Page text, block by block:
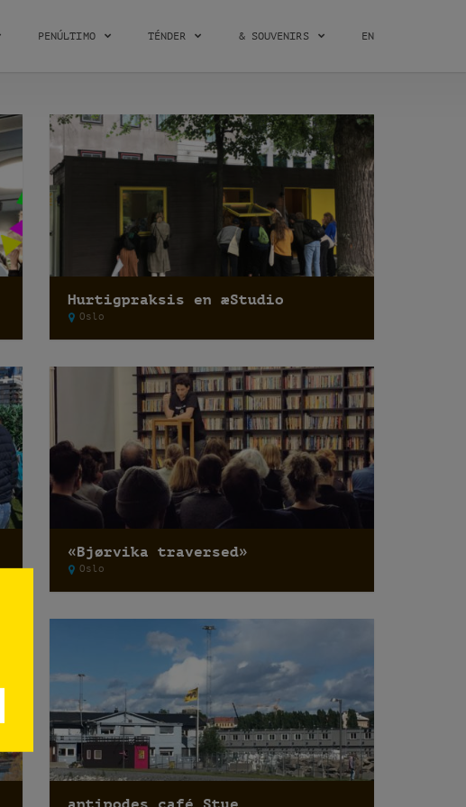
PENÚLTIMO TÉNDER & SOUVENIRS EN
Hurtigpraksis en æStudio
Oslo
«Bjørvika traversed»
Oslo